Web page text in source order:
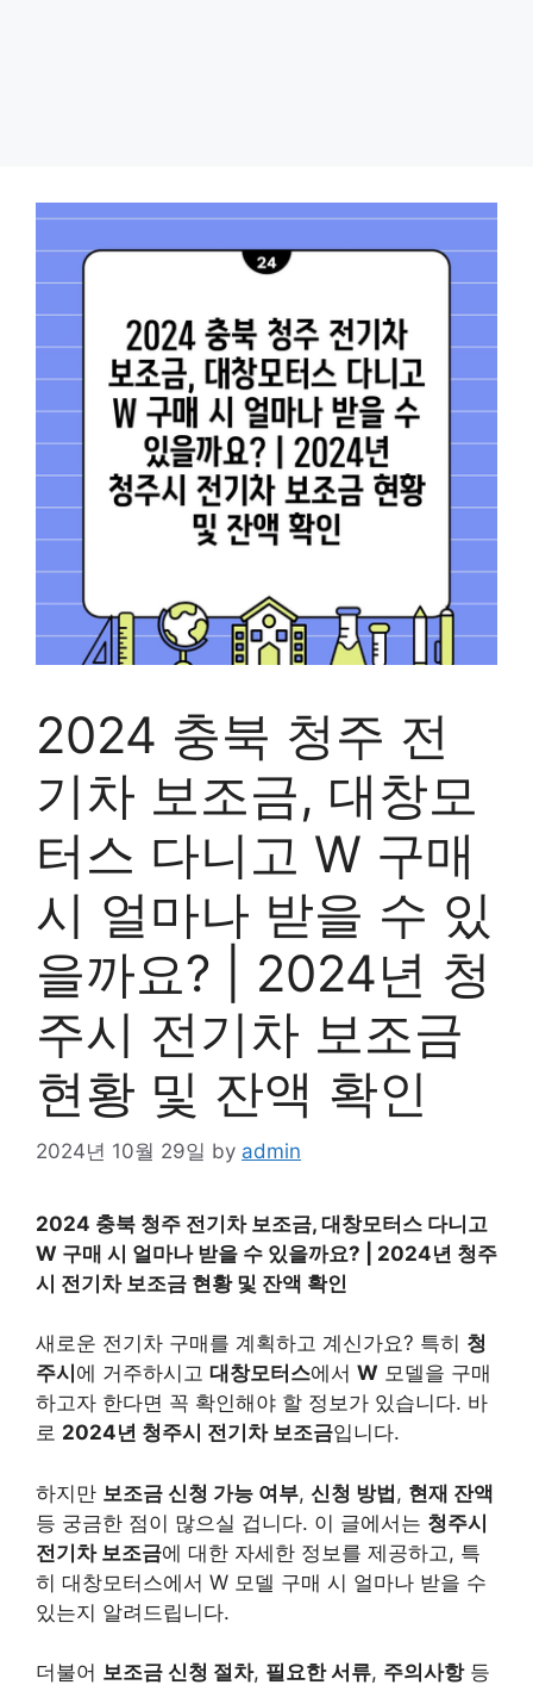
2024 충북 청주 전
기차 보조금, 대창모
터스 다니고 W 구매
시 얼마나 받을 수 있
을까요? | 2024년 청
주시 전기차 보조금
현황 및 잔액 확인
2024년 10월 29일 by admin
2024 충북 청주 전기차 보조금, 대창모터스 다니고
W 구매 시 얼마나 받을 수 있을까요? | 2024년 청주
시 전기차 보조금 현황 및 잔액 확인
새로운 전기차 구매를 계획하고 계신가요? 특히 청
주시 에 거주하시고 대창모터스에서 W 모델을 구매
하고자 한다면 꼭 확인해야 할 정보가 있습니다. 바
로 2024년 청주시 전기차 보조금입니다.
하지만 보조금 신청 가능 여부, 신청 방법, 현재 잔액
등 궁금한 점이 많으실 겁니다. 이 글에서는 청주시
전기차 보조금에 대한 자세한 정보를 제공하고, 특
히 대창모터스에서 W 모델 구매 시 얼마나 받을 수
있는지 알려드립니다.
더불어 보조금 신청 절차, 필요한 서류, 주의사항등